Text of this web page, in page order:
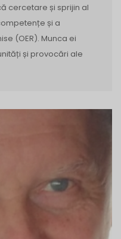
cercetare și sprijin al
și a
(OER). Munca ei
și provocări ale